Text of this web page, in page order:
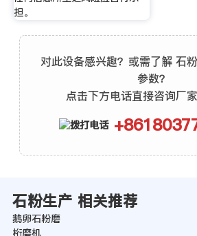
担。
对此设备感兴趣？或需了解 石
参数？
点击下方电话直接咨询厂家
石粉生产 相关推荐
鹅卵石粉磨